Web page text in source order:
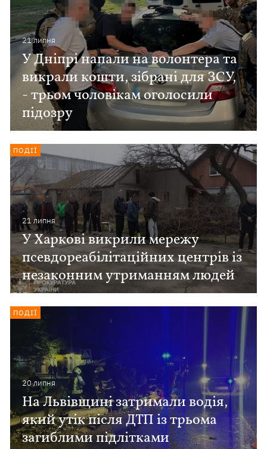
21 липня
У Дніпрі напали на волонтера та
викрали кошти, зібрані для ЗСУ,
- трьом чоловікам оголосили
підозру
21 липня
У Харкові викрили мережу
псевдореабілітаційних центрів із
незаконним утриманням людей
ПОДІЇ
20 липня
На Львівщині затримали водія,
який утік після ДТП із трьома
загиблими підлітками
ПОДІЇ